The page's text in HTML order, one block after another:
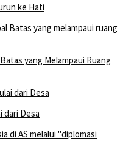
ke Hati
yang Melampaui Ruang
dari Desa